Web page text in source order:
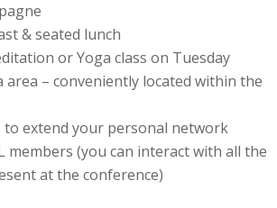
& seated lunch
or Yoga class on Tuesday
area – conveniently located within the
to extend your personal network
members (you can interact with all the
at the conference)